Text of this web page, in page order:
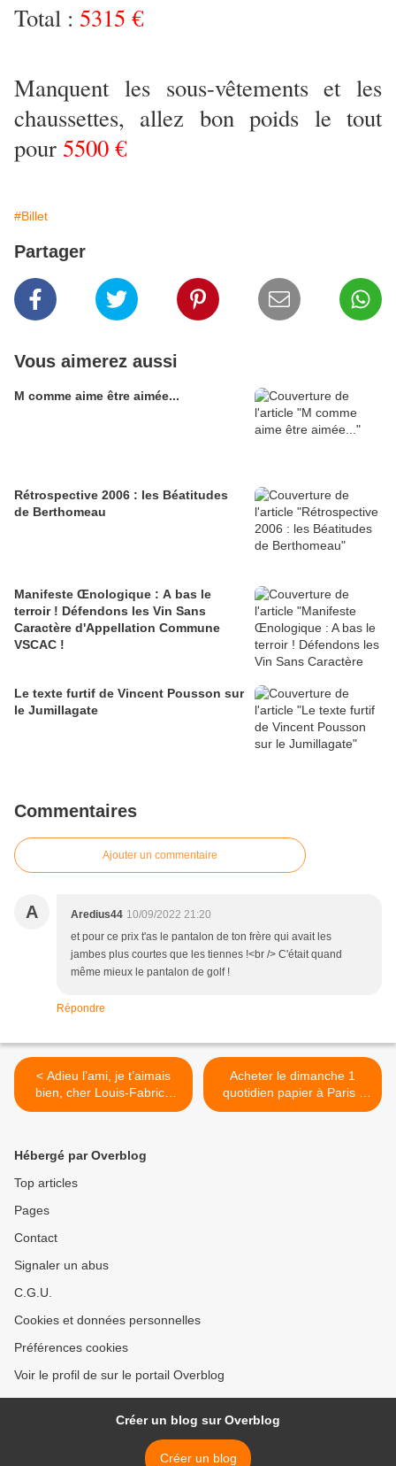
Total : 5315 €
Manquent les sous-vêtements et les
chaussettes, allez bon poids le tout
pour 5500 €
#Billet
Partager
Vous aimerez aussi
M comme aime être aimée...
Rétrospective 2006 : les Béatitudes
de Berthomeau
Manifeste Œnologique : A bas le
terroir ! Défendons les Vin Sans
Caractère d'Appellation Commune
VSCAC !
Le texte furtif de Vincent Pousson sur
le Jumillagate
Commentaires
Ajouter un commentaire
A Aredius44 10/09/2022 21:20
et pour ce prix t'as le pantalon de ton frère qui avait les
jambes plus courtes que les tiennes !<br /> C'était quand
même mieux le pantalon de golf !
Répondre
< Adieu l’ami, je t’aimais
bien, cher Louis-Fabrice
Latour…
Acheter le dimanche 1
quotidien papier à Paris :
mission impossible,
Hébergé par Overblog
Top articles
Pages
Contact
Signaler un abus
C.G.U.
Cookies et données personnelles
Préférences cookies
Voir le profil de sur le portail Overblog
Créer un blog sur Overblog
Créer un blog